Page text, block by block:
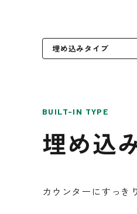
フローリングの
玄関ドア
埋め込みタイプ
BUILT-IN TYPE
埋め込
カウンターにすっき